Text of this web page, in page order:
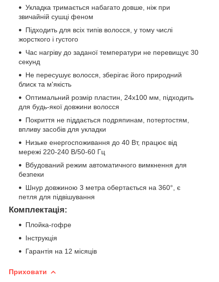
Укладка тримається набагато довше, ніж при
звичайній сушці феном
Підходить для всіх типів волосся, у тому числі
жорсткого і густого
Час нагріву до заданої температури не перевищує 30
секунд
Не пересушує волосся, зберігає його природний
блиск та м'якість
Оптимальний розмір пластин, 24х100 мм, підходить
для будь-якої довжини волосся
Покриття не піддається подряпинам, потертостям,
впливу засобів для укладки
Низьке енергоспоживання до 40 Вт, працює від
мережі 220-240 В/50-60 Гц
Вбудований режим автоматичного вимкнення для
безпеки
Шнур довжиною 3 метра обертається на 360°, є
петля для підвішування
Комплектація:
Плойка-гофре
Інструкція
Гарантія на 12 місяців
Приховати